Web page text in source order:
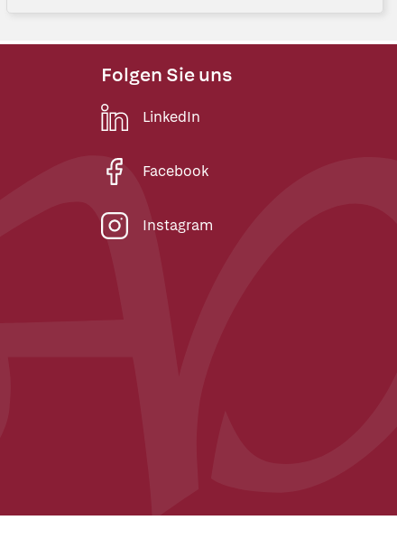
Folgen Sie uns
LinkedIn
Facebook
Instagram